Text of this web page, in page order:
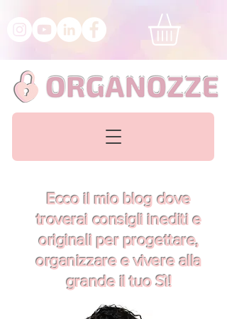
Ecco il mio blog dove
troverai consigli inediti e
originali per progettare,
organizzare e vivere alla
grande il tuo Sì!